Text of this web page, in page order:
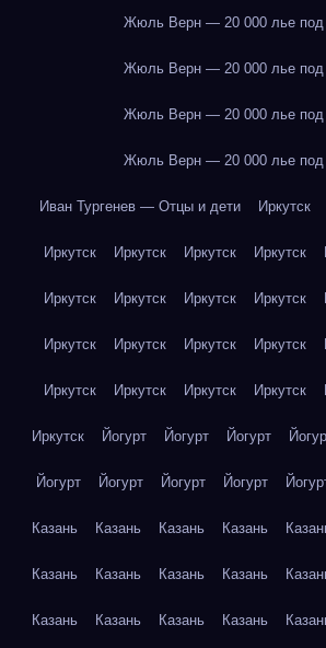
Жюль Верн — 20 000 лье под
Жюль Верн — 20 000 лье под
Жюль Верн — 20 000 лье под
Жюль Верн — 20 000 лье под
Иван Тургенев — Отцы и дети Иркутск
Иркутск Иркутск Иркутск Иркутск
Иркутск Иркутск Иркутск Иркутск
Иркутск Иркутск Иркутск Иркутск
Иркутск Иркутск Иркутск Иркутск
Иркутск Йогурт Йогурт Йогурт
Йогурт Йогурт Йогурт Йогурт
Казань Казань Казань Казань
Казань Казань Казань Казань
Казань Казань Казань Казань